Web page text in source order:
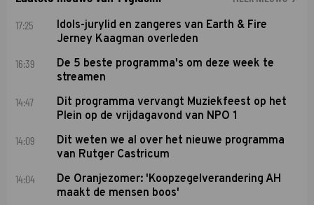
17:25
Idols-jurylid en zangeres van Earth & Fire
Jerney Kaagman overleden
16:39
De 5 beste programma's om deze week te
streamen
14:47
Dit programma vervangt Muziekfeest op het
Plein op de vrijdagavond van NPO 1
14:09
Dit weten we al over het nieuwe programma
van Rutger Castricum
14:04
De Oranjezomer: 'Koopzegelverandering AH
maakt de mensen boos'